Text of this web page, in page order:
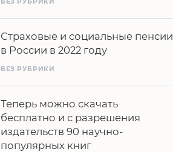
Страховые и социальные пенсии
в России в 2022 году
БЕЗ РУБРИКИ
Теперь можно скачать
бесплатно и с разрешения
издательств 90 научно-
популярных книг